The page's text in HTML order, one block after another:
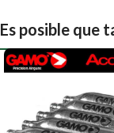
Es posible que